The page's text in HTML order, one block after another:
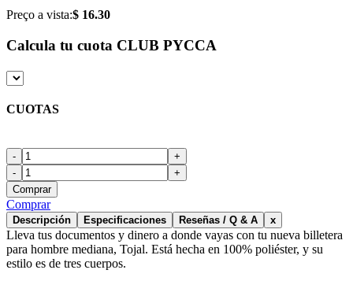
Preço a vista:$ 16.30
Calcula tu cuota CLUB PYCCA
CUOTAS
-
+
-
+
Comprar
Comprar
Descripción Especificaciones Reseñas / Q & A x
Lleva tus documentos y dinero a donde vayas con tu nueva billetera
para hombre mediana, Tojal. Está hecha en 100% poliéster, y su
estilo es de tres cuerpos.